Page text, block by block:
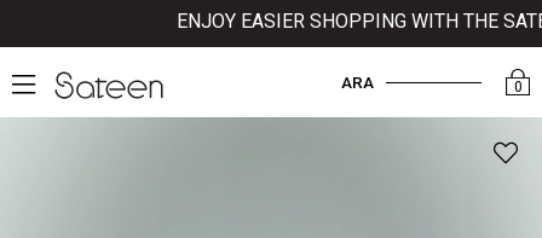
ENJOY EASIER SHOPPING WITH THE
0
ARA